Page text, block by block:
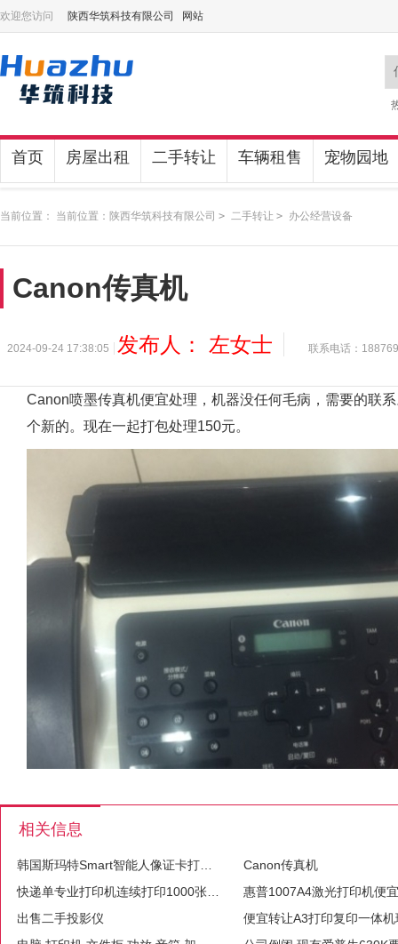
欢迎您访问 陕西华筑科技有限公司 网站
首页 房屋出租 二手转让 车辆租售 宠物园地
当前位置： 当前位置： 陕西华筑科技有限公司 > 二手转让 > 办公经营设备
Canon传真机
2024-09-24 17:38:05 发布人： 左女士 联系电话：
Canon喷墨传真机便宜处理，机器没任何毛病，需要的联
个新的。现在一起打包处理150元。
相关信息
韩国斯玛特Smart智能人像证卡打印机高配置低
Canon传真机
快递单专业打印机连续打印1000张不偏移
出售二手投影仪